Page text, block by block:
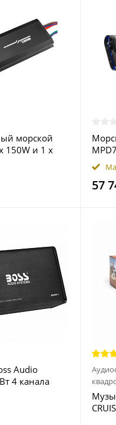
морской
150W и 1 x
DS18
57
Audio
4 канала